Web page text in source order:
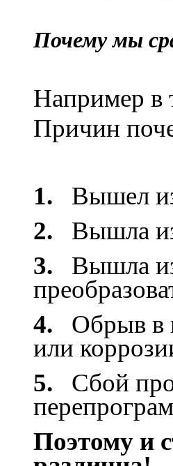
Почему мы
Например в
Причин
1. Вышел из
2. Вышла
3.
Вышла
4.
Обрыв в
или
5.
Сбой
Поэтому и